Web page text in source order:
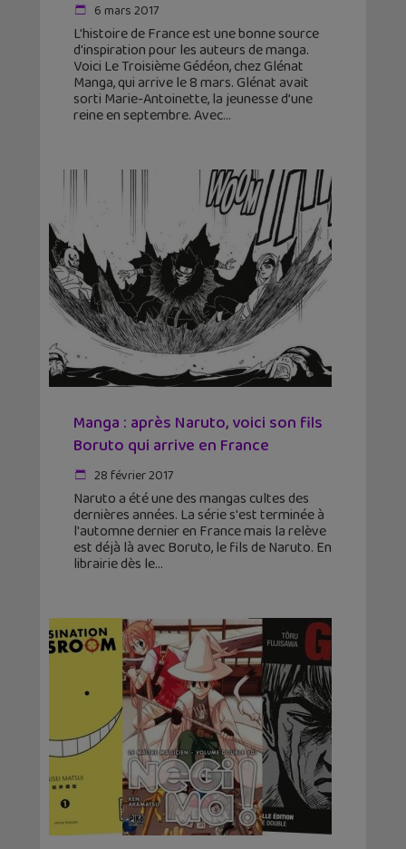
6 mars 2017
L'histoire de France est une bonne source
d'inspiration pour les auteurs de manga.
Voici Le Troisième Gédéon, chez Glénat
Manga, qui arrive le 8 mars. Glénat avait
sorti Marie-Antoinette, la jeunesse d’une
reine en septembre. Avec
Manga : après Naruto, voici son fils
Boruto qui arrive en France
28 février 2017
Naruto a été une des mangas cultes des
dernières années. La série s'est terminée à
l'automne dernier en France mais la relève
est déjà là avec Boruto, le fils de Naruto. En
librairie dès le